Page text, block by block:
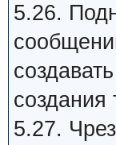
5.26.
5.27.